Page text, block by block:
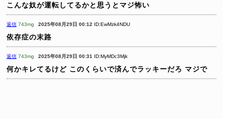
こんな奴が運転してるかと思うとマジ怖い
返信 743mg 2025年08月29日 00:12 ID:EwMzk4NDU
依存症の末路
返信 743mg 2025年08月29日 00:31 ID:MyMDc3Mjk
何かキレてるけど このくらいで済んでラッキーだろ マジで